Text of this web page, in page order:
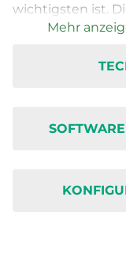
wichtigsten ist.
großzügig
Verdrahtung,
und einem
einsatzbereit,
Mehr